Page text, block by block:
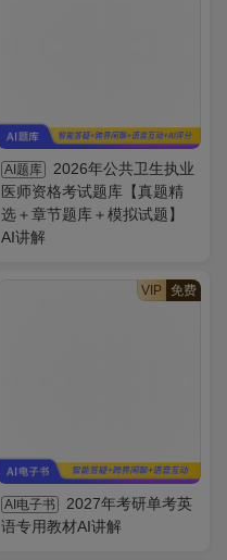
AI题库
2026年公共卫生执业
医师资格考试题库【真题精
选＋章节题库＋模拟试题】
AI讲解
VIP 免费
AI电子书
2027年考研单考英
语专用教材AI讲解